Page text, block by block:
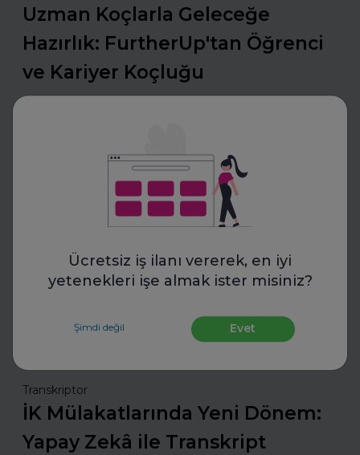
Ücretsiz iş ilanı vererek, en iyi
yetenekleri işe almak ister misiniz?
Şimdi değil Evet
Uzman Koçlarla Geleceğe
Hazırlık: FurtherUp'tan Öğrenci
ve Kariyer Koçluğu
Transkriptor
İK Mülakatlarında Yeni Dönem:
Yapay Zekâ ile Transkript